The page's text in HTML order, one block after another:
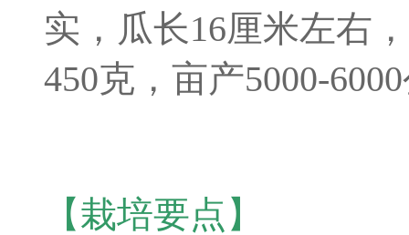
实，瓜长16厘米左右
450克，亩产5000-
【栽培要点】